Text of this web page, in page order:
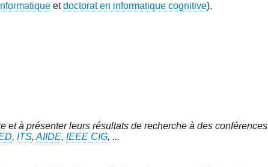
etdoctorat en informatique cognitive).
et à présenter leurs résultats de recherche à des conférences
, ITS, AIIDE, IEEE CIG, ...